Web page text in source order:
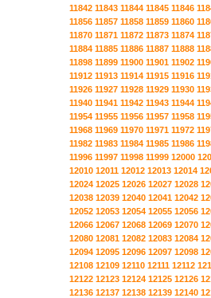
11842 11843 11844 11845 11846
11856 11857 11858 11859 11860
11870 11871 11872 11873 11874
11884 11885 11886 11887 11888
11898 11899 11900 11901 11902
11912 11913 11914 11915 11916
11926 11927 11928 11929 11930
11940 11941 11942 11943 11944
11954 11955 11956 11957 11958
11968 11969 11970 11971 11972
11982 11983 11984 11985 11986
11996 11997 11998 11999 12000
12010 12011 12012 12013 12014
12024 12025 12026 12027 12028
12038 12039 12040 12041 12042
12052 12053 12054 12055 12056
12066 12067 12068 12069 12070
12080 12081 12082 12083 12084
12094 12095 12096 12097 12098
12108 12109 12110 12111 12112
12122 12123 12124 12125 12126
12136 12137 12138 12139 12140